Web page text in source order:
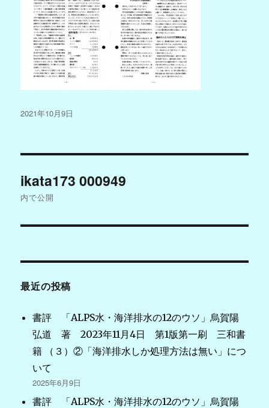
投
2021年10月9日
稿
ゲ
ー
シ
ョ
ン
ikata173 000949
内で公開
最近の投稿
書評 「ALPS水・海洋排水の12のウソ」烏賀陽
弘道 著 2023年11月4日 第1版第一刷 三和書
籍 （３）②「海洋排水しか処理方法は無い」につ
いて
2025年6月9日
書評 「ALPS水・海洋排水の12のウソ」烏賀陽